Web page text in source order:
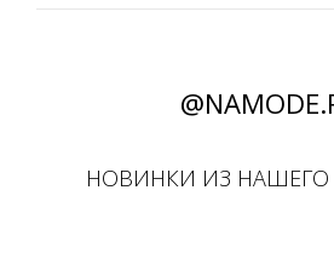
НОВИНКИ ИЗ НАШЕГО